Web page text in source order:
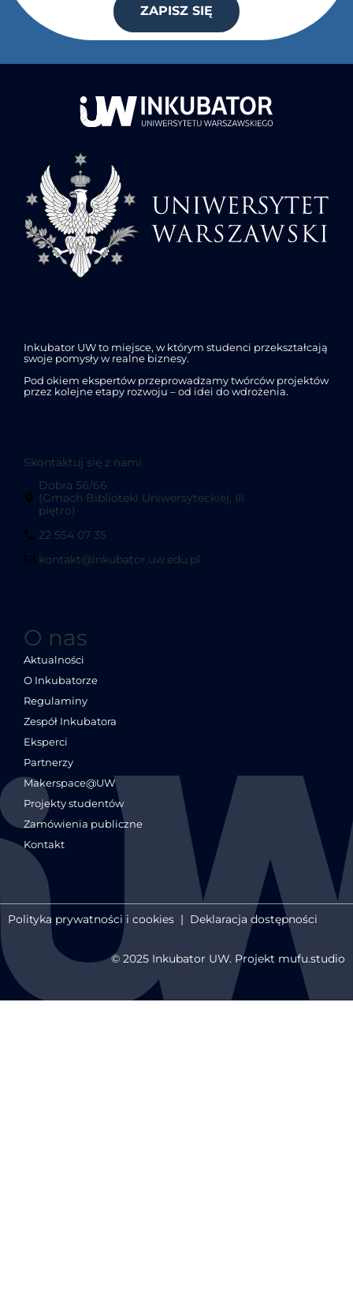
ZAPISZ SIĘ
Inkubator UW to miejsce, w którym studenci przekształcają
swoje pomysły w realne biznesy.
Pod okiem ekspertów przeprowadzamy twórców projektów
przez kolejne etapy rozwoju – od idei do wdrożenia.
Skontaktuj się z nami
Dobra 56/66
(Gmach Biblioteki Uniwersyteckiej, III
piętro)
22 554 07 35
kontakt@inkubator.uw.edu.pl
O nas
Aktualności
O Inkubatorze
Regulaminy
Zespół Inkubatora
Eksperci
Partnerzy
Makerspace@UW
Projekty studentów
Zamówienia publiczne
Kontakt
Polityka prywatności i cookies | Deklaracja dostępności
© 2025 Inkubator UW. Projekt mufu.studio